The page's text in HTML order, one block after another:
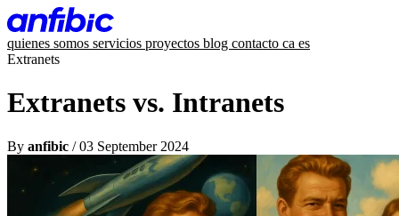
quienes somos servicios proyectos blog contacto ca es
Extranets
Extranets vs. Intranets
By anfibic / 03 September 2024